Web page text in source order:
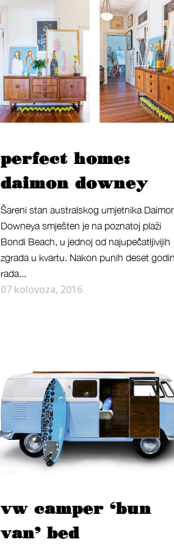
perfect home:
daimon downey
Šareni stan australskog umjetnika
Downeya smješten je na poznatoj plaži
Bondi Beach, u jednoj od najupečatljivijih
zgrada u kvartu. Nakon punih deset
rada...
07 kolovoza, 2016
vw camper ‘bun
van’ bed